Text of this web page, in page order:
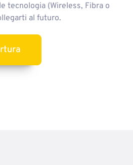
tecnologia (Wireless, Fibra o
al futuro.